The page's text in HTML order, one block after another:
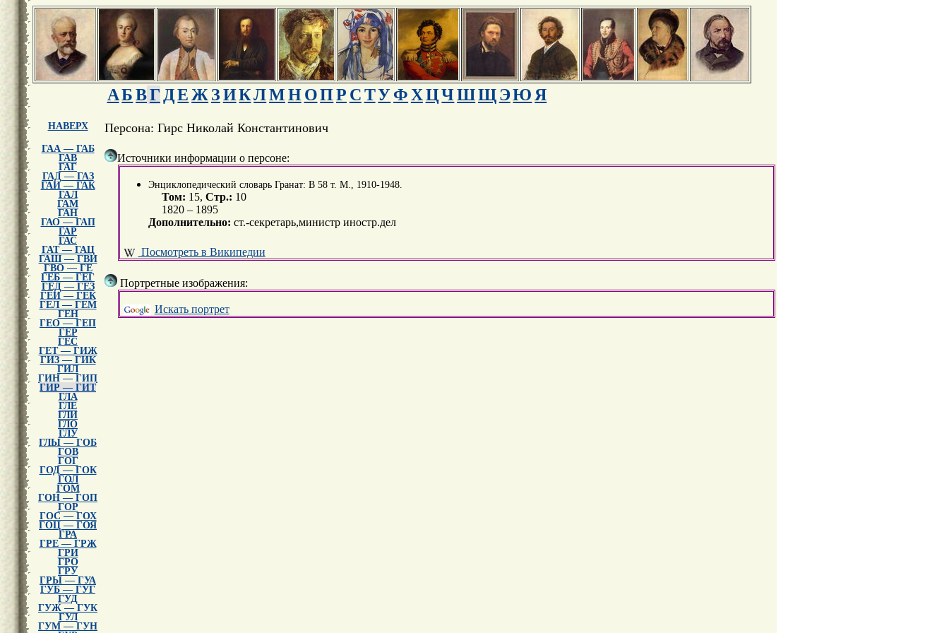
АБВГ ДЕ Ж ЗИКЛМН ОПР СТУФ ХЦЧШЩЭЮ Я
НАВЕРХ
ГАА — ГАБ
ГАВ
ГАГ
ГАД — ГАЗ
ГАИ — ГАК
ГАЛ
ГАМ
ГАН
ГАО — ГАП
ГАР
ГАС
ГАТ — ГАЦ
ГАШ — ГВИ
ГВО — ГЕ
ГЕБ — ГЕГ
ГЕД — ГЕЗ
ГЕИ — ГЕК
ГЕЛ — ГЕМ
ГЕН
ГЕО — ГЕП
ГЕР
ГЕС
ГЕТ — ГИЖ
ГИЗ — ГИК
ГИЛ
ГИН — ГИП
ГИР — ГИТ
ГЛА
ГЛЕ
ГЛИ
ГЛО
ГЛУ
ГЛЫ — ГОБ
ГОВ
ГОГ
ГОД — ГОК
ГОЛ
ГОМ
ГОН — ГОП
ГОР
ГОС — ГОХ
ГОЦ — ГОЯ
ГРА
ГРЕ — ГРЖ
ГРИ
ГРО
ГРУ
ГРЫ — ГУА
ГУБ — ГУГ
ГУД
ГУЖ — ГУК
ГУЛ
ГУМ — ГУН
Персона: Гирс Николай Константинович
Источники информации о персоне:
Энциклопедический словарь Гранат: В 58 т. М., 1910-1948.
Том: 15, Стр.: 10
1820 – 1895
Дополнительно: ст.-секретарь,министр иностр.дел
Посмотреть в Википедии
Портретные изображения:
Искать портрет